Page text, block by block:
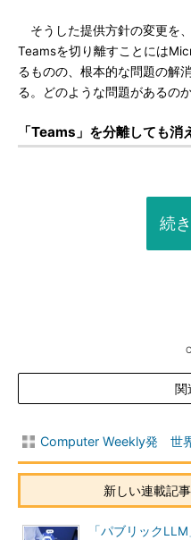
そうした提供方針の変更を
Teamsを切り離すことには
るものの、根本的な問題の解
る。どのような問題があるのか
「Teams」を分離しても消
続
関
Computer Weekly発 世
新しい連載記
「パブリック